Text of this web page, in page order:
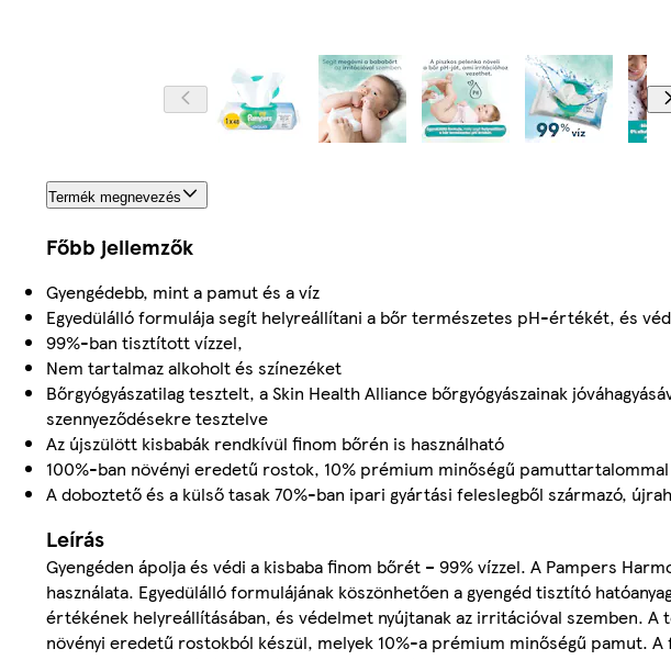
Termék megnevezés
Főbb jellemzők
Gyengédebb, mint a pamut és a víz
Egyedülálló formulája segít helyreállítani a bőr természetes pH-értékét, és
99%-ban tisztított vízzel,
Nem tartalmaz alkoholt és színezéket
Bőrgyógyászatilag tesztelt, a Skin Health Alliance bőrgyógyászainak
szennyeződésekre tesztelve
Az újszülött kisbabák rendkívül finom bőrén is használható
100%-ban növényi eredetű rostok, 10% prémium minőségű pamuttartalommal
A doboztető és a külső tasak 70%-ban ipari gyártási feleslegből származó,
Leírás
Gyengéden ápolja és védi a kisbaba finom bőrét – 99% vízzel. A Pampers
használata. Egyedülálló formulájának köszönhetően a gyengéd tisztító
értékének helyreállításában, és védelmet nyújtanak az irritációval szemben. A
növényi eredetű rostokból készül, melyek 10%-a prémium minőségű pamut.